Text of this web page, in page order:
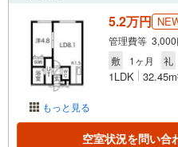
もっと見る
5.2万円
管理費等 3,000
敷
1ヶ月 礼
1LDK 32.45m
空室状況を問い合